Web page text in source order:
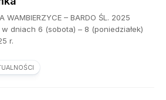
WAMBIERZYCE – BARDO ŚL. 2025
dniach 6 (sobota) – 8 (poniedziałek)
r.